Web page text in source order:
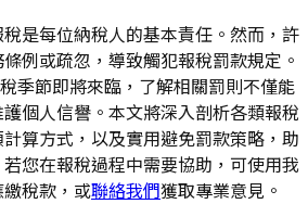
是每位納稅人的基本責任。然而，許
例或疏忽，導致觸犯報稅罰款規定。
季節即將來臨，了解相關罰則不僅能
個人信譽。本文將深入剖析各類報稅
算方式，以及實用避免罰款策略，助
您在報稅過程中需要協助，可使用我
稅款，或聯絡我們獲取專業意見。